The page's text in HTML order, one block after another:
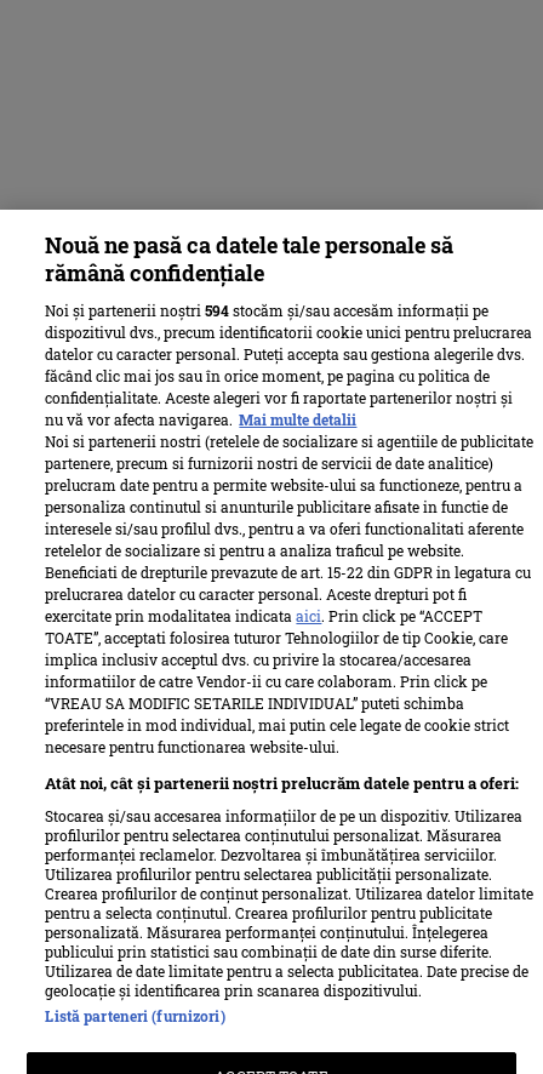
Termeni si conditii
Despre cookies
Politica de confidențialitate
Despre Unica
Echipa Unica
Sitemap
Contact
Retete culinare – Romanesti si din Bucataria internationala
Nouă ne pasă ca datele tale personale să
rămână confidențiale
Noi și partenerii noștri594stocăm și/sau accesăm informații pe
dispozitivul dvs., precum identificatorii cookie unici pentru prelucrarea
datelor cu caracter personal. Puteți accepta sau gestiona alegerile dvs.
făcând clic mai jos sau în orice moment, pe pagina cu politica de
confidențialitate. Aceste alegeri vor fi raportate partenerilor noștri și
nu vă vor afecta navigarea. Mai multe detalii
Noi si partenerii nostri (retelele de socializare si agentiile de publicitate
partenere, precum si furnizorii nostri de servicii de date analitice)
prelucram date pentru a permite website-ului sa functioneze, pentru a
personaliza continutul si anunturile publicitare afisate in functie de
interesele si/sau profilul dvs., pentru a va oferi functionalitati aferente
retelelor de socializare si pentru a analiza traficul pe website.
Beneficiati de drepturile prevazute de art. 15-22 din GDPR in legatura cu
prelucrarea datelor cu caracter personal. Aceste drepturi pot fi
exercitate prin modalitatea indicataaici. Prin click pe “ACCEPT
TOATE”, acceptati folosirea tuturor Tehnologiilor de tip Cookie, care
implica inclusiv acceptul dvs. cu privire la stocarea/accesarea
informatiilor de catre Vendor-ii cu care colaboram. Prin click pe
“VREAU SA MODIFIC SETARILE INDIVIDUAL” puteti schimba
preferintele in mod individual, mai putin cele legate de cookie strict
necesare pentru functionarea website-ului.
Atât noi, cât și partenerii noștri prelucrăm datele pentru a oferi:
Stocarea și/sau accesarea informațiilor de pe un dispozitiv. Utilizarea
profilurilor pentru selectarea conținutului personalizat. Măsurarea
performanței reclamelor. Dezvoltarea și îmbunătățirea serviciilor.
Utilizarea profilurilor pentru selectarea publicității personalizate.
Crearea profilurilor de conținut personalizat. Utilizarea datelor limitate
pentru a selecta conținutul. Crearea profilurilor pentru publicitate
personalizată. Măsurarea performanței conținutului. Înțelegerea
publicului prin statistici sau combinații de date din surse diferite.
Utilizarea de date limitate pentru a selecta publicitatea. Date precise de
geolocație și identificarea prin scanarea dispozitivului.
Listă parteneri (furnizori)